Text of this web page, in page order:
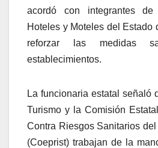
acordó con integrantes
Hoteles y Moteles del Estado
reforzar las medidas
establecimientos.
La funcionaria estatal señaló
Turismo y la Comisión
Contra Riesgos Sanitarios
(Coeprist) trabajan de la